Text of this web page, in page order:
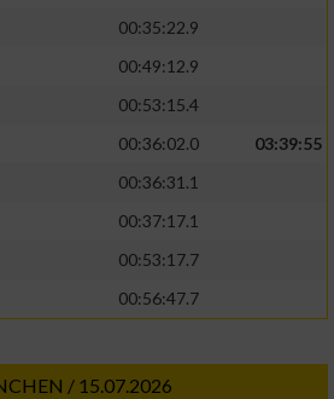
00:35:22.9
00:49:12.9
00:53:15.4
00:36:02.0
03:39:55
00:36:31.1
00:37:17.1
00:53:17.7
00:56:47.7
/ 15.07.2026